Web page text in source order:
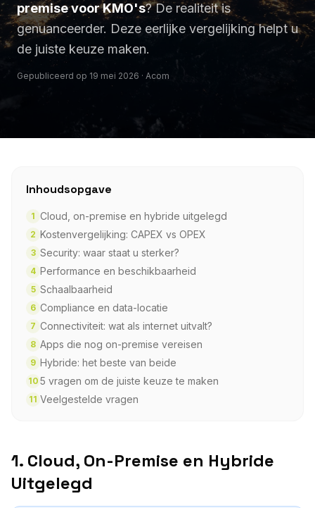
premise voor KMO's? De realiteit is
genuanceerder. Deze eerlijke vergelijking helpt u
de juiste keuze maken.
Gepubliceerd op 19 mei 2026 · Acom
Inhoudsopgave
1 Cloud, on-premise en hybride uitgelegd
2 Kostenvergelijking: CAPEX vs OPEX
3 Security: waar staat u sterker?
4 Performance en beschikbaarheid
5 Schaalbaarheid
6 Compliance en data-locatie
7 Connectiviteit: wat als internet uitvalt?
8 Apps die nog on-premise vereisen
9 Hybride: het beste van beide
10 5 vragen om de juiste keuze te maken
11 Veelgestelde vragen
1. Cloud, On-Premise en Hybride
Uitgelegd